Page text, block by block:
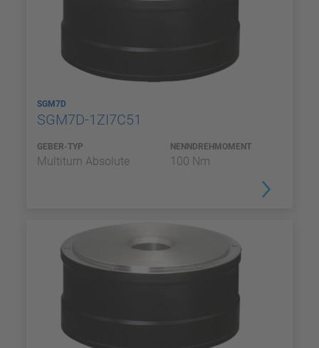
SGM7D
SGM7D-1ZI7C51
GEBER-TYP
Multiturn Absolute
NENNDREHMOMENT
100 Nm